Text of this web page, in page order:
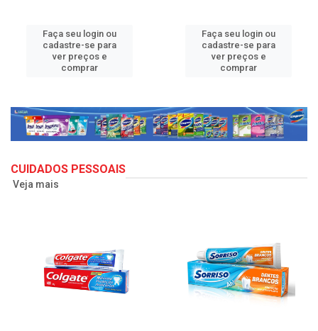
Faça seu login ou
cadastre-se para
ver preços e
comprar
Faça seu login ou
cadastre-se para
ver preços e
comprar
CUIDADOS PESSOAIS
Veja mais